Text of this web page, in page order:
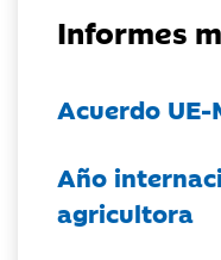
Informes
Acuerdo
Año
agricultora